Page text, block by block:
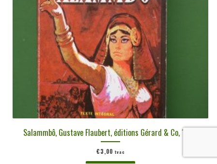
Salammbô, Gustave Flaubert, éditions Gérard & Co, 1968
€3,00 tvac